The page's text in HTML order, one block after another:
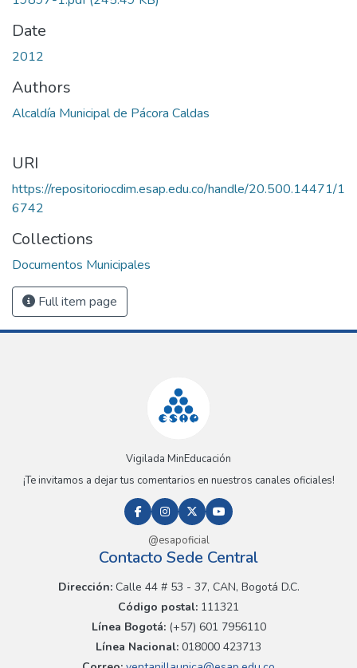
Date
2012
Authors
Alcaldía Municipal de Pácora Caldas
URI
https://repositoriocdim.esap.edu.co/handle/20.500.14471/1
6742
Collections
Documentos Municipales
Full item page
Vigilada MinEducación
¡Te invitamos a dejar tus comentarios en nuestros canales oficiales!
@esapoficial
Contacto Sede Central
Dirección:Calle 44 # 53 - 37, CAN, Bogotá D.C.
Código postal: 111321
Línea Bogotá:(+57) 601 7956110
Línea Nacional: 018000 423713